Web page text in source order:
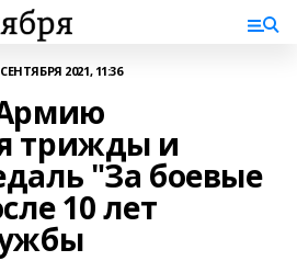
2021, 11:36
трижды и
"За боевые
10 лет